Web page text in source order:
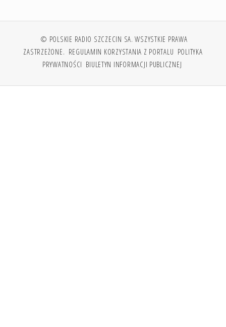
© POLSKIE RADIO SZCZECIN SA. WSZYSTKIE PRAWA
ZASTRZEŻONE. REGULAMIN KORZYSTANIA Z PORTALU POLITYKA
PRYWATNOŚCI BIULETYN INFORMACJI PUBLICZNEJ